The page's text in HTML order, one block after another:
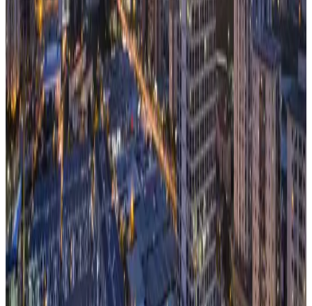
ンを送金するだけ」のシンプルな仕組みに見えますが、実際
には、 - ユーザーがどのウォレットを使うのか - 誰がトラン
ザクションを生...
記事を読む
年300%の成長市場！ステーブルコインで決済を実
現するクリプトカードの実態
ステーブルコインを決済に使う動きが、専用の暗号資産決済
網ではなく、VisaやMastercardのような既存のカードネット
ワーク上で広がり始めていることをご存知でしょうか？ 足
元では、ステーブルコインや暗号資産（これらを総じて「ク
リプト」...
記事を読む
年間送金額10,000兆円の２つのドル。USDTと